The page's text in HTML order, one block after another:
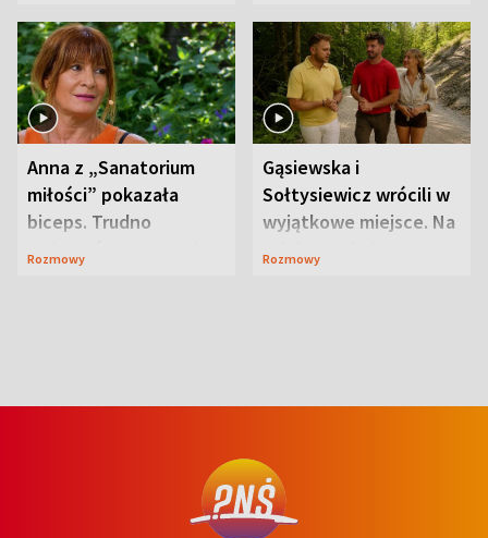
Anna z „Sanatorium
miłości” pokazała
biceps. Trudno
uwierzyć, co przeszła
Rozmowy
Gąsiewska i
Sołtysiewicz wrócili w
wyjątkowe miejsce. Na
szlaku czekał
Rozmowy